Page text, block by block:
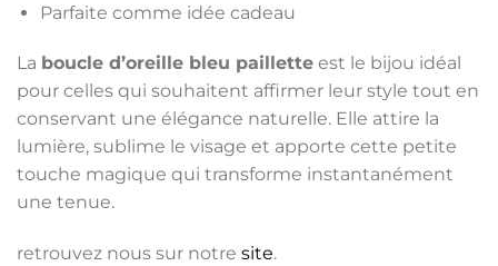
Parfaite comme idée cadeau
La boucle d’oreille bleu paillette est le bijou idéal
pour celles qui souhaitent affirmer leur style tout en
conservant une élégance naturelle. Elle attire la
lumière, sublime le visage et apporte cette petite
touche magique qui transforme instantanément
une tenue.
retrouvez nous sur notre site.